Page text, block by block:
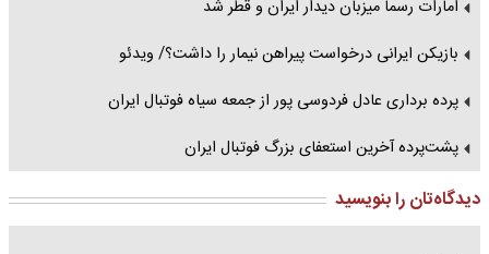
امارات رسما میزبان دیدار ایران و قطر شد
بازیکن ایرانی‌ درخواست پیراهن نیمار را داشت؟/ ویدئو
پرده برداری عادل فردوسی پور از جمعه سیاه فوتبال ایران
پشت‌پرده آخرین استعفای بزرگ فوتبال ایران
دیدگاه‌تان را بنویسید